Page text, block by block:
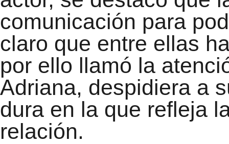
comunicación para
claro que entre ellas
por ello llamó la
Adriana, despidiera a
dura en la que refleja
relación.